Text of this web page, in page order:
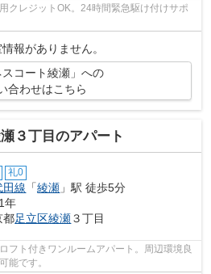
クレジットOK。24時間緊急駆け付けサポ
報がありません。
スコート綾瀬」への
合わせはこちら
３丁目のアパート
礼0
田線 「綾瀬 」駅 徒歩5分
年
都足立区綾瀬３丁目
フト付きワンルームアパート。周辺環境良
能です。